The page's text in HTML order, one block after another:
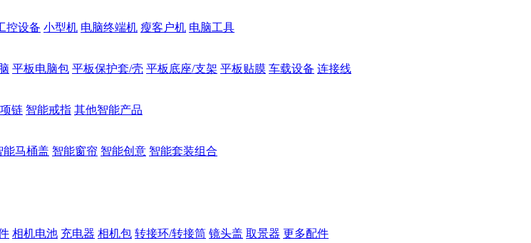
控设备 小型机 电脑终端机 瘦客户机 电脑工具
平板电脑包 平板保护套/壳 平板底座/支架 平板贴膜 车载设备 连接线
链 智能戒指 其他智能产品
能马桶盖 智能窗帘 智能创意 智能套装组合
相机电池 充电器 相机包 转接环/转接筒 镜头盖 取景器 更多配件